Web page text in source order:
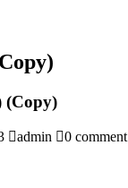
(Copy)
admin 0 comment